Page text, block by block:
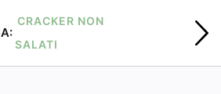
CRACKER NON
SALATI